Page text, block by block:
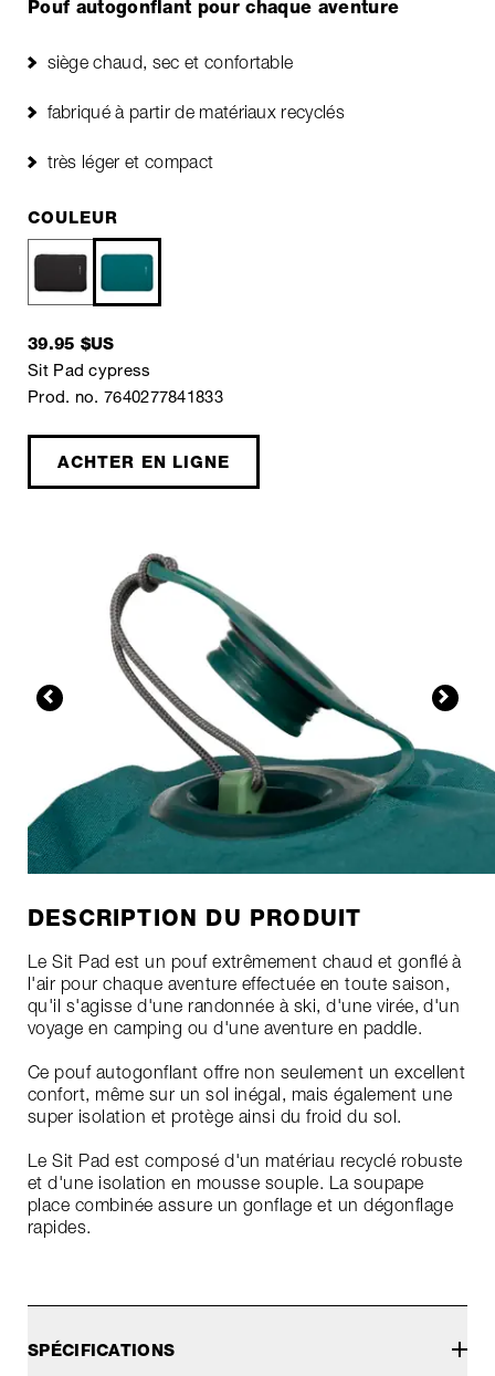
Pouf autogonflant pour chaque aventure
siège chaud, sec et confortable
fabriqué à partir de matériaux recyclés
très léger et compact
COULEUR
39.95 $US
Sit Pad cypress
Prod. no. 7640277841833
ACHTER EN LIGNE
DESCRIPTION DU PRODUIT
Le Sit Pad est un pouf extrêmement chaud et gonflé à
l'air pour chaque aventure effectuée en toute saison,
qu'il s'agisse d'une randonnée à ski, d'une virée, d'un
voyage en camping ou d'une aventure en paddle.
Ce pouf autogonflant offre non seulement un excellent
confort, même sur un sol inégal, mais également une
super isolation et protège ainsi du froid du sol.
Le Sit Pad est composé d'un matériau recyclé robuste
et d'une isolation en mousse souple. La soupape
place combinée assure un gonflage et un dégonflage
rapides.
SPÉCIFICATIONS